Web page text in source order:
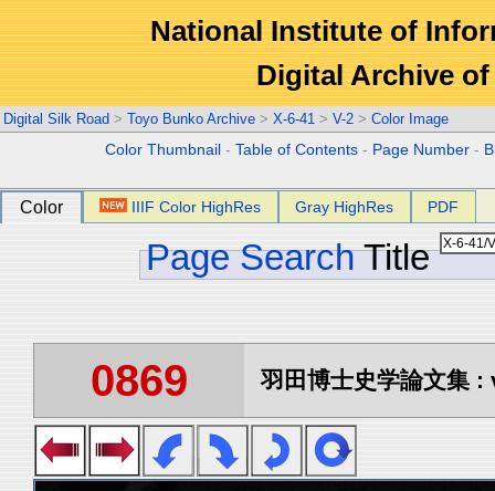
National Institute of
Digital Archive
Digital Silk Road > Toyo Bunko Archive > X-6-41 > V-2 > Color Image
Color Thumbnail -Table of Contents - Page Number -
Color IIIF Color HighRes Gray HighRes PDF
Page Search Title
0869 羽田博士史学論文集 :